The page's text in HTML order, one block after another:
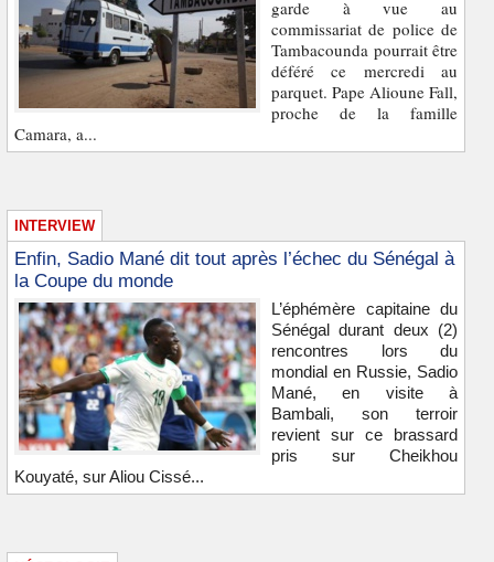
garde à vue au
commissariat de police de
Tambacounda pourrait être
déféré ce mercredi au
parquet. Pape Alioune Fall,
proche de la famille
Camara, a...
INTERVIEW
Enfin, Sadio Mané dit tout après l’échec du Sénégal à
la Coupe du monde
L’éphémère capitaine du
Sénégal durant deux (2)
rencontres lors du
mondial en Russie, Sadio
Mané, en visite à
Bambali, son terroir
revient sur ce brassard
pris sur Cheikhou
Kouyaté, sur Aliou Cissé...